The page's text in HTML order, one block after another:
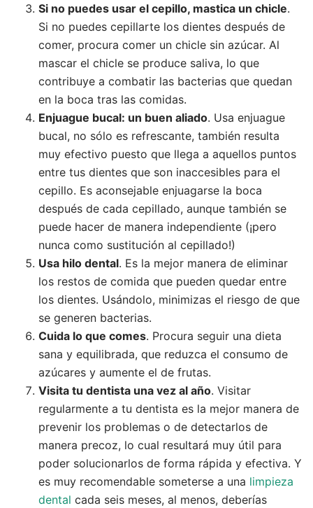
Si no puedes usar el cepillo, mastica un chicle.
Si no puedes cepillarte los dientes después de
comer, procura comer un chicle sin azúcar. Al
mascar el chicle se produce saliva, lo que
contribuye a combatir las bacterias que quedan
en la boca tras las comidas.
Enjuague bucal: un buen aliado. Usa enjuague
bucal, no sólo es refrescante, también resulta
muy efectivo puesto que llega a aquellos puntos
entre tus dientes que son inaccesibles para el
cepillo. Es aconsejable enjuagarse la boca
después de cada cepillado, aunque también se
puede hacer de manera independiente (¡pero
nunca como sustitución al cepillado!)
Usa hilo dental. Es la mejor manera de eliminar
los restos de comida que pueden quedar entre
los dientes. Usándolo, minimizas el riesgo de que
se generen bacterias.
Cuida lo que comes. Procura seguir una dieta
sana y equilibrada, que reduzca el consumo de
azúcares y aumente el de frutas.
Visita tu dentista una vez al año. Visitar
regularmente a tu dentista es la mejor manera de
prevenir los problemas o de detectarlos de
manera precoz, lo cual resultará muy útil para
poder solucionarlos de forma rápida y efectiva. Y
es muy recomendable someterse a una limpieza
dental cada seis meses, al menos, deberías